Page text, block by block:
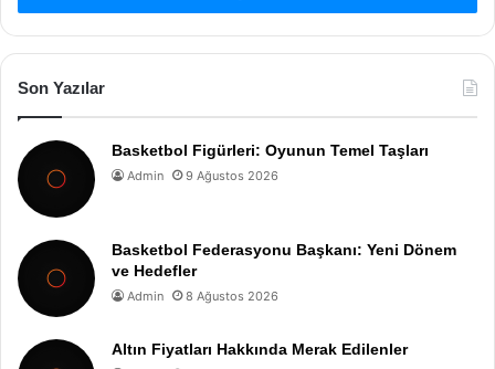
Son Yazılar
Basketbol Figürleri: Oyunun Temel Taşları
Admin 9 Ağustos 2026
Basketbol Federasyonu Başkanı: Yeni Dönem
ve Hedefler
Admin 8 Ağustos 2026
Altın Fiyatları Hakkında Merak Edilenler